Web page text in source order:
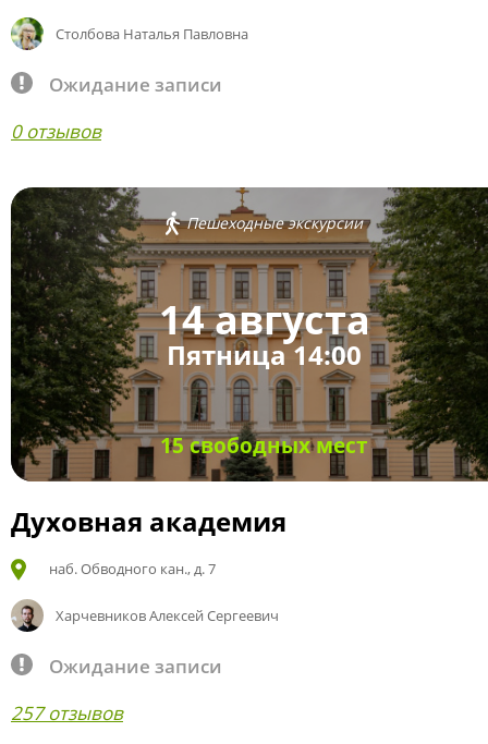
Столбова Наталья Павловна
Ожидание записи
0 отзывов
Пешеходные экскурсии
14 августа
Пятница 14:00
15 свободных мест
Духовная академия
наб. Обводного кан., д. 7
Харчевников Алексей Сергеевич
Ожидание записи
257 отзывов